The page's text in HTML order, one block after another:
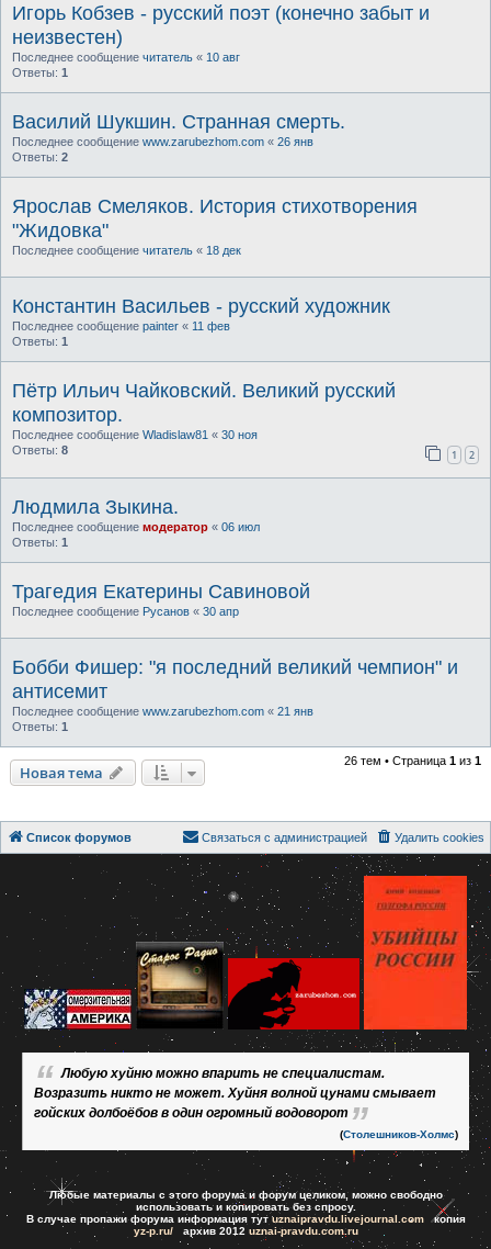
Игорь Кобзев - русский поэт (конечно забыт и
неизвестен)
Последнее сообщение читатель « 10 авг
Ответы: 1
Василий Шукшин. Странная смерть.
Последнее сообщение www.zarubezhom.com « 26 янв
Ответы: 2
Ярослав Смеляков. История стихотворения
"Жидовка"
Последнее сообщение читатель « 18 дек
Константин Васильев - русский художник
Последнее сообщение painter « 11 фев
Ответы: 1
Пётр Ильич Чайковский. Великий русский
композитор.
Последнее сообщение Wladislaw81 « 30 ноя
Ответы: 8 1 2
Людмила Зыкина.
Последнее сообщение модератор « 06 июл
Ответы: 1
Трагедия Екатерины Савиновой
Последнее сообщение Русанов « 30 апр
Бобби Фишер: "я последний великий чемпион" и
антисемит
Последнее сообщение www.zarubezhom.com « 21 янв
Ответы: 1
Новая тема
26 тем • Страница 1 из 1
Список форумов Удалить cookies
Связаться с администрацией
Любую хуйню можно впарить не специалистам.
Возразить никто не может. Хуйня волной цунами смывает
гойских долбоёбов в один огромный водоворот
(Столешников-Холмс)
Любые материалы с этого форума и форум целиком, можно свободно
использовать и копировать без спросу.
В случае пропажи форума информация тут uznaipravdu.livejournal.comкопия
yz-p.ru/архив 2012 uznai-pravdu.com.ru